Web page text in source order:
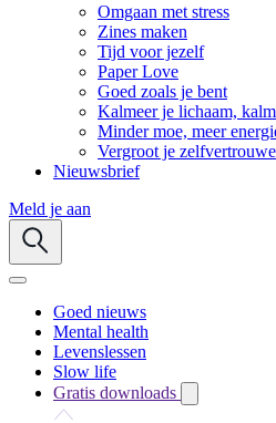
Omgaan met stress
Zines maken
Tijd voor jezelf
Paper Love
Goed zoals je bent
Kalmeer je lichaam,
Minder moe, meer
Vergroot je
Nieuwsbrief
Meld je aan
Goed nieuws
Mental health
Levenslessen
Slow life
Gratis downloads